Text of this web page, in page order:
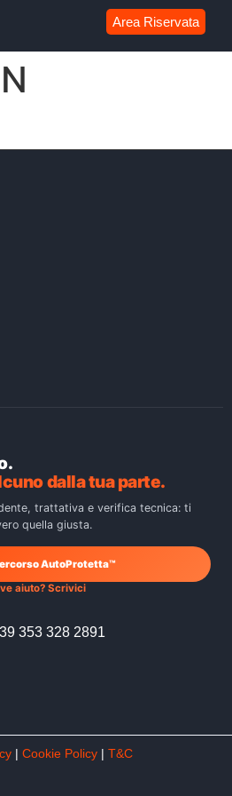
Area Riservata
dalla tua parte.
trattativa e verifica tecnica: ti
quella giusta.
AutoProtetta™
aiuto? Scrivici
353 328 2891
| Cookie Policy | T&C